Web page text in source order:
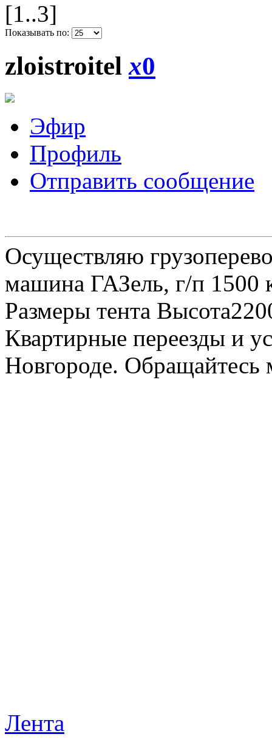
[1..3]
Показывать по:
zloistroitelx0
Эфир
Профиль
Отправить сообщение
Осуществляю
машина ГАЗель, г/п 1500
Размеры тента
Квартирные переезды и
Новгороде.
Лента